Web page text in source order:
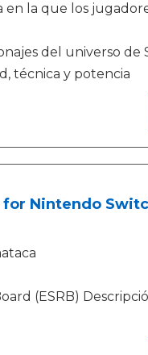
la que los
del universo
técnica y potencia
Nintendo
(ESRB)